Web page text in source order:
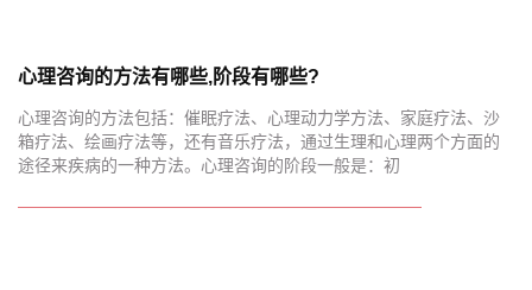
心理咨询的方法有哪些,阶段有哪些?
心理咨询的方法包括：催眠疗法、心理动力学方法、家庭疗法、沙
箱疗法、绘画疗法等，还有音乐疗法，通过生理和心理两个方面的
途径来疾病的一种方法。心理咨询的阶段一般是：初